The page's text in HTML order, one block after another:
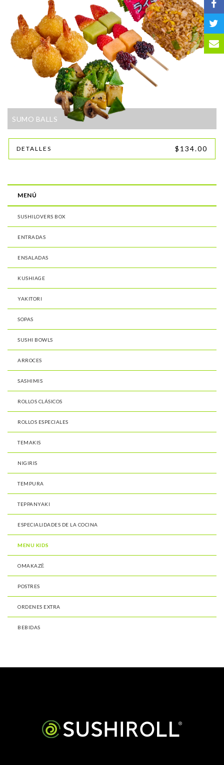
SUMO BALLS
DETALLES $134.00
MENÚ
SUSHILOVERS BOX
ENTRADAS
ENSALADAS
KUSHIAGE
YAKITORI
SOPAS
SUSHI BOWLS
ARROCES
SASHIMIS
ROLLOS CLÁSICOS
ROLLOS ESPECIALES
TEMAKIS
NIGIRIS
TEMPURA
TEPPANYAKI
ESPECIALIDADES DE LA COCINA
MENU KIDS
OMAKAZĒ
POSTRES
ORDENES EXTRA
BEBIDAS